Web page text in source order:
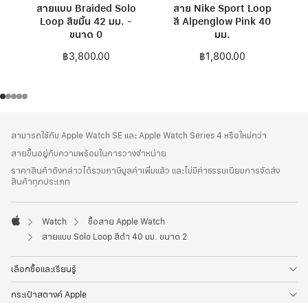
สายแบบ Braided Solo
Loop สีขมิ้น 42 มม. -
ขนาด 0
฿3,800.00
สาย Nike Sport Loop
สี Alpenglow Pink 40
มม.
฿1,800.00
ท้าย
กระดาษ
เชิงอรรถ
สามารถใช้กับ Apple Watch SE และ Apple Watch Series 4 หรือใหม่กว่า
สายขึ้นอยู่กับความพร้อมในการวางจำหน่าย
ราคาสินค้าดังกล่าวได้รวมภาษีมูลค่าเพิ่มแล้ว และไม่มีค่าธรรมเนียมการจัดส่ง
สินค้าทุกประเภท
Apple
Watch
ซื้อสาย Apple Watch
สายแบบ Solo Loop สีดำ 40 มม. ขนาด 2
เลือกซื้อและเรียนรู้
กระเป๋าสตางค์ Apple